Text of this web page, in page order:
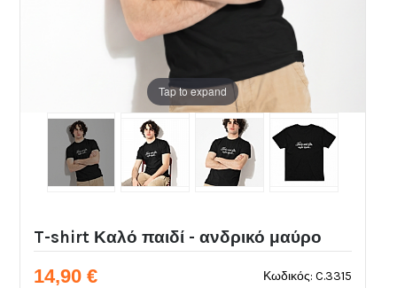
Tap to expand
T-shirt Καλό παιδί - ανδρικό μαύρο
Κωδικός: C.3315
14,90 €